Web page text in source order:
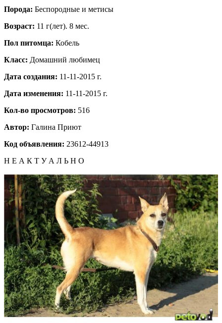
Порода: Бeспородные и метисы
Возраст: 11 г(лет). 8 мес.
Пол питомца: Кобель
Класс: Домашний любимец
Дата создания: 11-11-2015 г.
Дата изменения: 11-11-2015 г.
Кол-во просмотров: 516
Автор: Галина Приют
Код объявления: 23612-44913
Н Е А К Т У А Л Ь Н О